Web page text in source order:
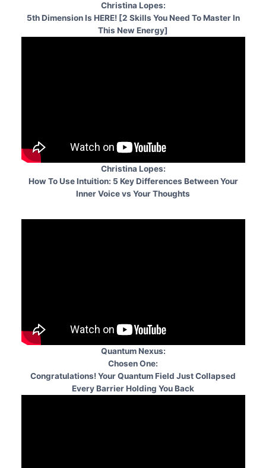
Christina Lopes:
5th Dimension Is HERE! [2 Skills You Need To Master In
This New Energy]
Christina Lopes:
How To Use Intuition: 5 Key Differences Between Your
Inner Voice vs Your Thoughts
Quantum Nexus:
Chosen One:
Congratulations! Your Quantum Field Just Collapsed
Every Barrier Holding You Back